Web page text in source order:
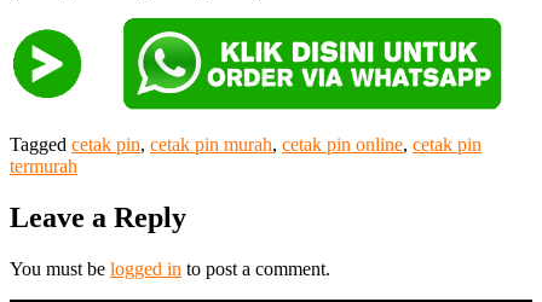
Tagged cetak pin, cetak pin murah, cetak pin online, cetak pin
termurah
Leave a Reply
You must be logged in to post a comment.